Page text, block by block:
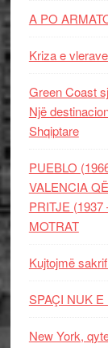
A PO
Kriza e
Green Coast
Një
Shqiptare
PUEBLO
VALENCIA
PRITJE
MOTRAT
Kujtojmë
SPAÇI NUK
New York,